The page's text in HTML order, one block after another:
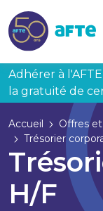
Adhérer à
la gratuité de
Accueil
Offres
Trésorier
H/F